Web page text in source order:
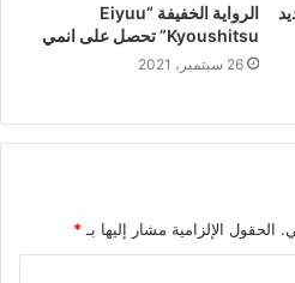
الرواية الخفيفة “Eiyuu
Kyoushitsu” تحصل على انمي
26 سبتمبر، 2021
الحقول الإلزامية مشار إليها بـ *